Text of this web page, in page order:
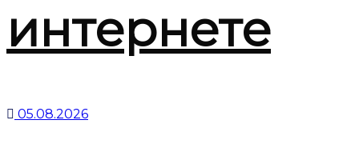
интернете
05.08.2026